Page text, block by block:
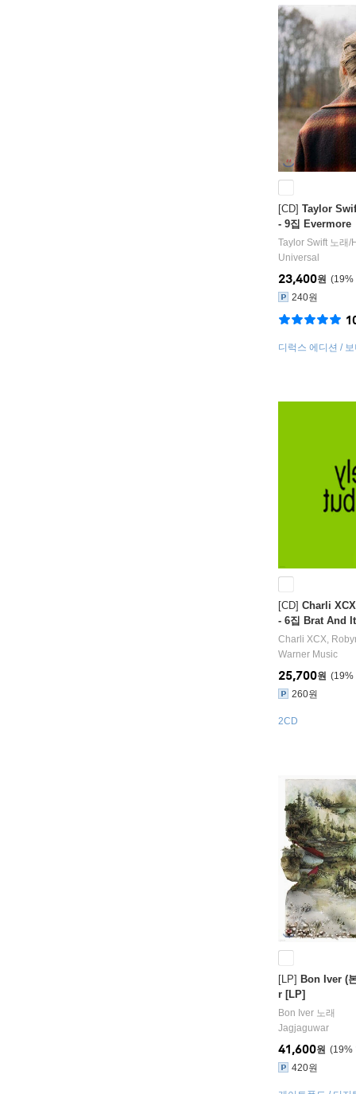
[CD] Taylor
- 9집 Evermore
Taylor Swift 노래/
Universal
19%
23,400원
240원
디럭스 에디션 /
[CD] Charli
- 6집 Brat And
erent But Also
Charli XCX,
Warner Music
19%
25,700원
260원
2CD
[LP] Bon Iver (
r [LP]
Bon Iver 노래
Jagjaguwar
19%
41,600원
420원